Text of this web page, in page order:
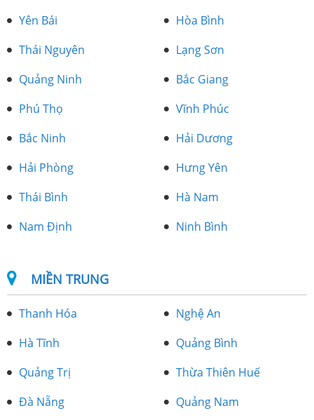
Yên Bái
Hòa Bình
Thái Nguyên
Lạng Sơn
Quảng Ninh
Bắc Giang
Phú Thọ
Vĩnh Phúc
Bắc Ninh
Hải Dương
Hải Phòng
Hưng Yên
Thái Bình
Hà Nam
Nam Định
Ninh Bình
MIỀN TRUNG
Thanh Hóa
Nghệ An
Hà Tĩnh
Quảng Bình
Quảng Trị
Thừa Thiên Huế
Đà Nẵng
Quảng Nam